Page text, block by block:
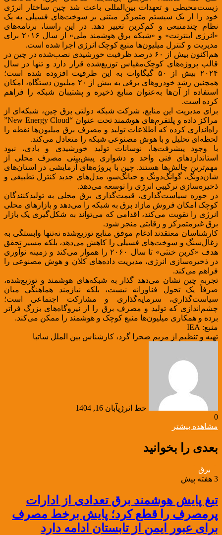
زیست‌محیطی و تعهدات بین‌المللی باعث شد چین ساختار انرژی
خود را از یک سیستم متمرکز مبتنی بر سوخت‌های فسیلی به یک
نظام چندمنبعی و کم‌کربن تغییر دهد. در این راستا، برنامه‌های
«انرژی اینترنت» و «شبکه برق هوشمند ملی» از سال ۲۰۱۶ برای
مدیریت و کنترل میلیون‌ها منبع کوچک انرژی اجرا شده است.
هم‌اکنون بیش از ۶۰ درصد ظرفیت خورشیدی نصب‌شده در چین در
قالب پروژه‌های کوچک‌مقیاس توزیع‌شده قرار دارد و تنها در سال
۲۰۲۴ بیش از ۵۰ گیگاوات به این ظرفیت افزوده شده است؛
همچنین رشد خودروهای برقی به بیش از ۲۰ میلیون دستگاه، امکان
استفاده از آن‌ها به‌عنوان منابع ذخیره و پشتیبان شبکه را فراهم
کرده است.
برای مدیریت این منابع، شرکت شبکه دولتی برق چین، شبکه‌ای از
مراکز داده و پلتفرم‌های هوشمند تحت عنوان “New Energy Cloud”
راه‌اندازی کرده که اطلاعات تولید و مصرف برق میلیون‌ها نقطه را
لحظه‌ای تحلیل و با هوش مصنوعی شبکه را متعادل می‌کند.
با وجود پیشرفت‌ها، نوسانات تولید خورشیدی و بادی، نبود
استانداردهای فنی واحد و دشواری پیش‌بینی مصرف محلی از
مهم‌ترین چالش‌ها هستند. چین با پروژه‌های آزمایشی در استان‌های
شان‌دونگ، گوانگ‌دونگ و جیانگ‌سو، مدل‌های جدید کنترل تطبیقی و
ذخیره‌سازی ترکیبی انرژی را توسعه می‌دهد.
در حوزه سیاست‌گذاری، قیمت‌گذاری برق محلی به تولیدکنندگان
کوچک امکان فروش مازاد برق به شبکه را می‌دهد و بازارهای محلی
انرژی را تقویت می‌کند، اقدامی که می‌تواند به شکل‌گیری یک بازار
برق غیرمتمرکز و رقابتی منجر شود.
کارشناسان معتقدند ادغام موفق منابع توزیع‌شده نه‌تنها وابستگی به
زغال‌سنگ و سوخت‌های فسیلی را کاهش می‌دهد، بلکه مسیر تحقق
هدف «کربن خنثی» تا سال ۲۰۶۰ را هموار می‌کند و زمینه نوآوری
در ذخیره‌سازی انرژی، مدیریت داده‌های کلان و هوش مصنوعی را
فراهم می‌کند.
تجربه چین نشان می‌دهد گذار به شبکه‌های هوشمند و توزیع‌شده،
صرفاً یک تحول فناورانه نیست، بلکه نیازمند هماهنگی میان
سیاست‌گذاری، سرمایه‌گذاری و مشارکت اجتماعی است؛
چشم‌اندازی که تولید و مصرف برق را از نیروگاه‌های بزرگ فراتر
برده و همکاری میلیون‌ها منبع کوچک و هوشمند را ممکن می‌کند.
منبع: IEA
تهیه و تنظیم از مریم صحرا گرد، کارشناس بین الملل ساتبا
خط انرژیآبان 16, 1404
0
مشاهده بیشتر
بعدی را بخوانید
برق
3 هفته پیش
تیغ پایش هوشمند برق تعدادی از ادارات
پرمصرف را قطع کرد؛ پایش برخط مصرف
برای عبور ایمن از تابستان ادامه دارد